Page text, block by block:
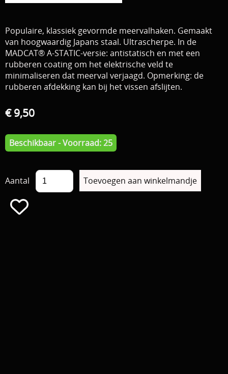
Tenten / Aasvisbewaring / Stoelen / Onthaakmatten /
Tassen
Per leverancier
Kleding
PROMO materiaal
2e hands 2e kans
PARTNERS
TIPS, Montages and film
Meerval.shop Pro staff
You Tube kanaal
Populaire, klassiek gevormde meervalhaken. Gemaakt
van hoogwaardig Japans staal. Ultrascherpe. In de
MADCAT® A-STATIC-versie: antistatisch en met een
rubberen coating om het elektrische veld te
minimaliseren dat meerval verjaagd. Opmerking: de
rubberen afdekking kan bij het vissen afslijten.
€ 9,50
Beschikbaar - Voorraad: 25
Aantal